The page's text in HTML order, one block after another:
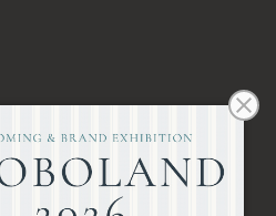
区江戸堀1-23-11 6F